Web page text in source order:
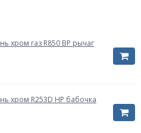
затрудняющих
его открывание,
прокладки.
Водоснабжение,
Отопление,
хром газ R850 ВР рычаг
хром R253D НР бабочка